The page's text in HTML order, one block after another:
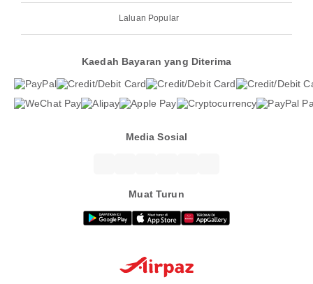
Laluan Popular
Kaedah Bayaran yang Diterima
Media Sosial
Muat Turun